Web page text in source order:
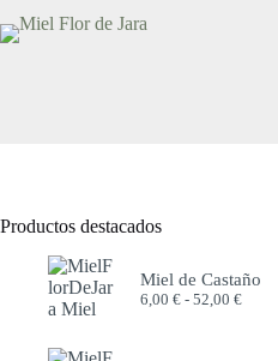
al
Productos destacados
Miel de Castaño
6,00€ - 52,00€Rango